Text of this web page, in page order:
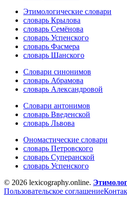
Этимологические словари
словарь Крылова
словарь Семёнова
словарь Успенского
словарь Фасмера
словарь Шанского
Словари синонимов
словарь Абрамова
словарь Александровой
Словари антонимов
словарь Введенской
словарь Львова
Ономастические словари
словарь Петровского
словарь Суперанской
словарь Успенского
© 2026 lexicography.online.
Пользовательское соглашение